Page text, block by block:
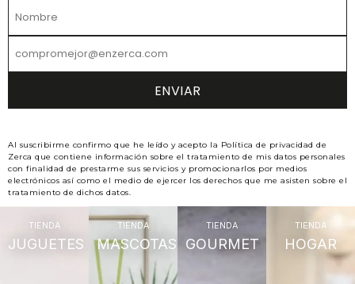
Al suscribirme confirmo que he leído y acepto la Política de privacidad de
Zerca que contiene información sobre el tratamiento de mis datos personales
con finalidad de prestarme sus servicios y promocionarlos por medios
electrónicos así como el medio de ejercer los derechos que me asisten sobre el
tratamiento de dichos datos.
TIENDA
JUGUETES
TIENDA
MASCOTAS
TIENDA
GOURMET
TIENDA
HOGAR